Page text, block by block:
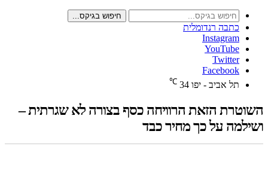
חיפוש בגיקס...
כתבה רנדומלית
Instagram
YouTube
Twitter
Facebook
תל אביב - יפו 34
℃
השוטרת הזאת הרוויחה כסף בצורה לא שגרתית –
ושילמה על כך מחיר כבד